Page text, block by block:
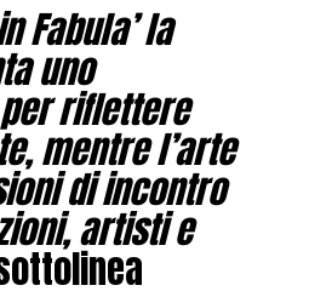
Fabula’ la
uno
riflettere
mentre l’arte
di incontro
artisti e